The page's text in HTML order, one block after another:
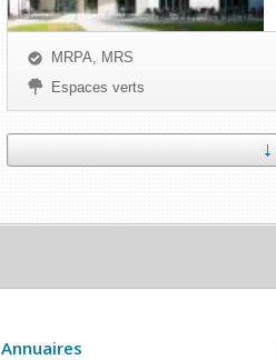
MRPA, MRS
Espaces verts
Annuaires